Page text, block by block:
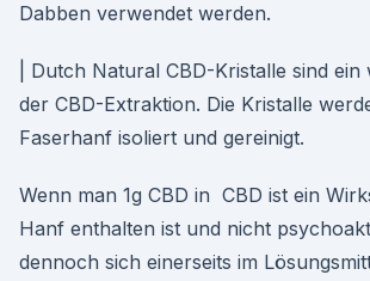
Dabben verwendet werden.
| Dutch Natural CBD-Kristalle sind ein
der CBD-Extraktion. Die Kristalle
Faserhanf isoliert und gereinigt.
Wenn man 1g CBD in CBD ist ein
Hanf enthalten ist und nicht
dennoch sich einerseits im